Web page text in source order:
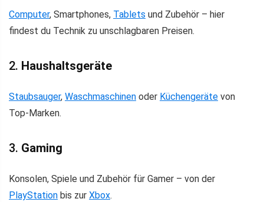
Computer, Smartphones, Tablets und Zubehör – hier
findest du Technik zu unschlagbaren Preisen.
2. Haushaltsgeräte
Staubsauger, Waschmaschinen oder Küchengeräte von
Top-Marken.
3. Gaming
Konsolen, Spiele und Zubehör für Gamer – von der
PlayStation bis zur Xbox.